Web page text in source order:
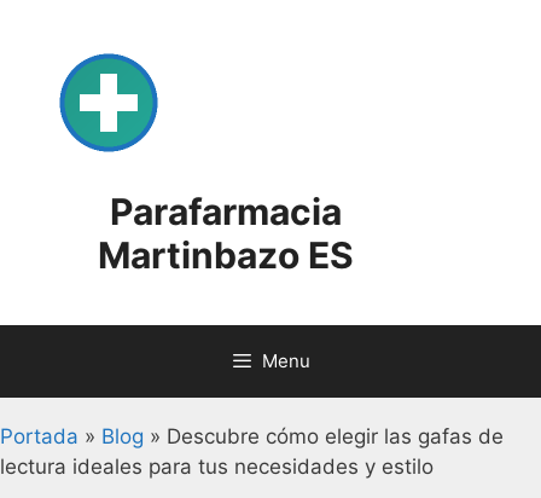
content
Parafarmacia
Martinbazo ES
Menu
Portada » Blog » Descubre cómo elegir las gafas de
lectura ideales para tus necesidades y estilo